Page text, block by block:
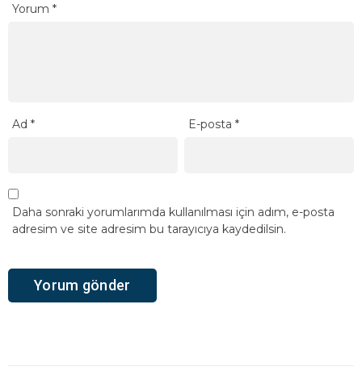
Yorum *
Ad * E-posta*
Daha sonraki yorumlarımda kullanılması için adım, e-posta
adresim ve site adresim bu tarayıcıya kaydedilsin.